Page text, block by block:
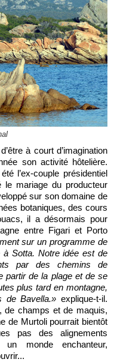
son activité hôtelière.
l’ex-couple présidentiel
le mariage du producteur
sur son domaine de
botaniques, des cours
il a désormais pour
entre Figari et Porto
sur un programme de
à Sotta. Notre idée est de
par des chemins de
partir de la plage et de se
plus tard en montagne,
de Bavella.» explique-t-il.
de champs et de maquis,
de Murtoli pourrait bientôt
pas des alignements
un monde enchanteur,